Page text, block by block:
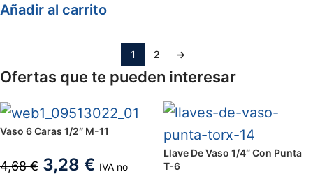
Añadir al carrito
1 2 →
Ofertas que te pueden interesar
Vaso 6 Caras 1/2″ M-11
4,68€ 3,28 € IVA no
Llave De Vaso 1/4″ Con Punta
T-6